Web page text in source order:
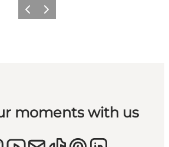
ForrigeNæste
moments with us